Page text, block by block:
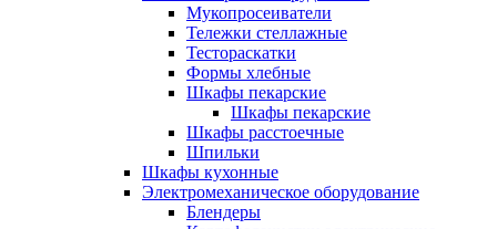
Мукопросеиватели
Тележки стеллажные
Тестораскатки
Формы хлебные
Шкафы пекарские
Шкафы пекарские
Шкафы расстоечные
Шпильки
Шкафы кухонные
Электромеханическое оборудование
Блендеры